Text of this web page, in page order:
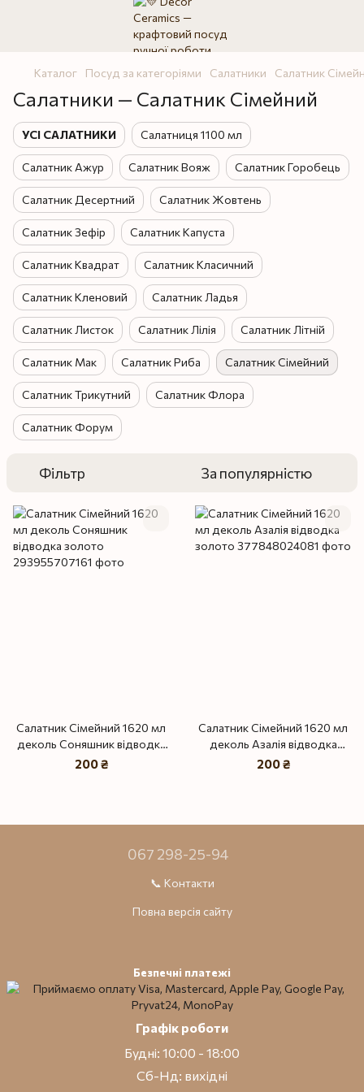
Каталог Посуд за категоріями Салатники Салатник
Салатники — Салатник Сімейний
УСІ САЛАТНИКИ Салатниця 1100 мл
Салатник Ажур Салатник Вояж Салатник Горобець
Салатник Десертний Салатник Жовтень
Салатник Зефір Салатник Капуста
Салатник Квадрат Салатник Класичний
Салатник Кленовий Салатник Ладья
Салатник Листок Салатник Лілія Салатник Літній
Салатник Мак Салатник Риба Салатник Сімейний
Салатник Трикутний Салатник Флора
Салатник Форум
Фільтр За популярністю
Салатник Сімейний 1620 мл
деколь Соняшник відводка
золото
200 ₴
Салатник Сімейний 1620 мл
деколь Азалія відводка
золото
200 ₴
067 298-25-94
📞 Контакти
Повна версія сайту
Безпечні платежі
Графік роботи
Будні: 10:00 - 18:00
Сб-Нд: вихідні